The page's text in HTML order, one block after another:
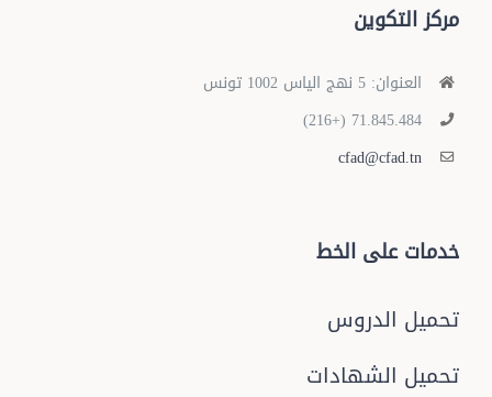
مركز التكوين
العنوان: 5 نهج الياس 1002 تونس
71.845.484 (+216)
cfad@cfad.tn
خدمات على الخط
تحميل الدروس
تحميل الشهادات